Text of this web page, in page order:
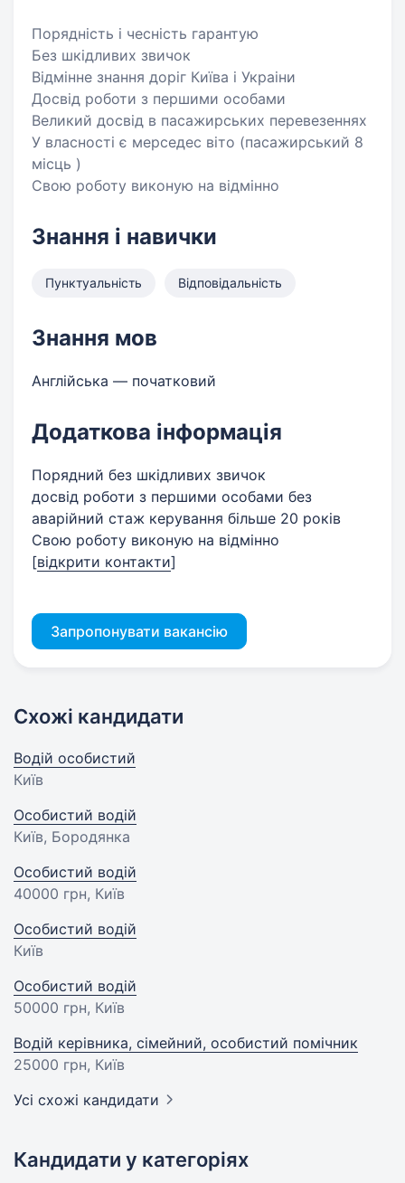
Порядність і чесність гарантую
Без шкідливих звичок
Відмінне знання доріг Київа і Украіни
Досвід роботи з першими особами
Великий досвід в пасажирських перевезеннях
У власності є мерседес віто (пасажирський 8
місць )
Свою роботу виконую на відмінно
Знання і навички
Пунктуальність Відповідальність
Знання мов
Англійська — початковий
Додаткова інформація
Порядний без шкідливих звичок
досвід роботи з першими особами без
аварійний стаж керування більше 20 років
Свою роботу виконую на відмінно
[відкрити контакти]
Запропонувати вакансію
Схожі кандидати
Водій особистий
Київ
Особистий водій
Київ, Бородянка
Особистий водій
40000 грн, Київ
Особистий водій
Київ
Особистий водій
50000 грн, Київ
Водій керівника, сімейний, особистий помічник
25000 грн, Київ
Усі схожі кандидати
Кандидати у категоріях